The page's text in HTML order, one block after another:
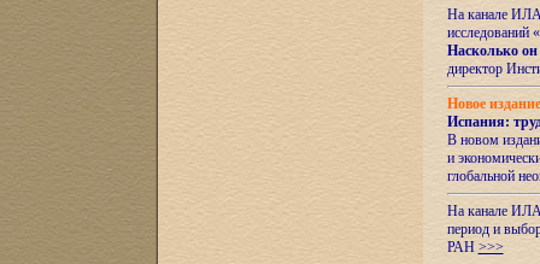
На канале ИЛА
исследований «
Насколько он
директор
Новое
Испания:
В новом
и
глобальной
На канале
период и
РАН >>>